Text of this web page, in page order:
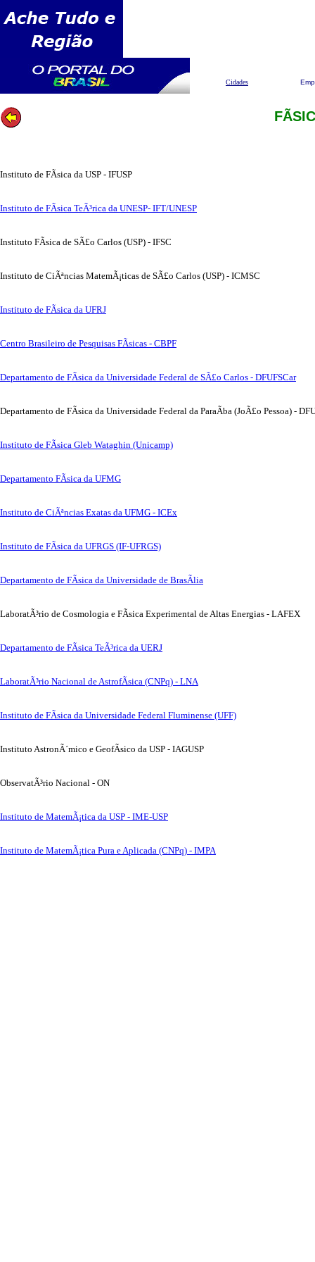
Cidades
Instituto de FÃ­sica da USP - IFUSP
Instituto de FÃ­sica TeÃ³rica da UNESP- IFT/UNESP
Instituto FÃ­sica de SÃ£o Carlos (USP) - IFSC
Instituto de CiÃªncias MatemÃ¡ticas de SÃ£o Carlos (USP) - ICMSC
Instituto de FÃ­sica da UFRJ
Centro Brasileiro de Pesquisas FÃ­sicas - CBPF
Departamento de FÃ­sica da Universidade Federal de SÃ£o Carlos - DFUFSCar
Departamento de FÃ­sica da Universidade Federal da ParaÃ­ba (JoÃ£o Pessoa) -
Instituto de FÃ­sica Gleb Wataghin (Unicamp)
Departamento FÃ­sica da UFMG
Instituto de CiÃªncias Exatas da UFMG - ICEx
Instituto de FÃ­sica da UFRGS (IF-UFRGS)
Departamento de FÃ­sica da Universidade de BrasÃ­lia
LaboratÃ³rio de Cosmologia e FÃ­sica Experimental de Altas Energias - LAFEX
Departamento de FÃ­sica TeÃ³rica da UERJ
LaboratÃ³rio Nacional de AstrofÃ­sica (CNPq) - LNA
Instituto de FÃ­sica da Universidade Federal Fluminense (UFF)
Instituto AstronÃ´mico e GeofÃ­sico da USP - IAGUSP
ObservatÃ³rio Nacional - ON
Instituto de MatemÃ¡tica da USP - IME-USP
Instituto de MatemÃ¡tica Pura e Aplicada (CNPq) - IMPA